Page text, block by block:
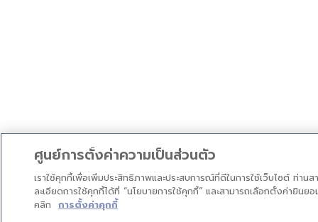
ศูนย์การตั้งค่าความเป็นส่วนตัว
เราใช้คุกกี้เพื่อเพิ่มประสิทธิภาพและประสบการณ์ที่ดีในการใช้เว็บไซต์ ท่านส
ละเอียดการใช้คุกกี้ได้ที่ “นโยบายการใช้คุกกี้” และสามารถเลือกตั้งค่ายินย
คลิก การตั้งค่าคุกกี้